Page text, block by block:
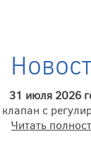
31 июля 2026
с
Читать